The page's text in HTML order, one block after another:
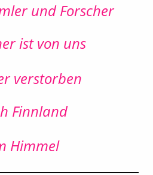
und Forscher
ist von uns
verstorben
Finnland
Himmel